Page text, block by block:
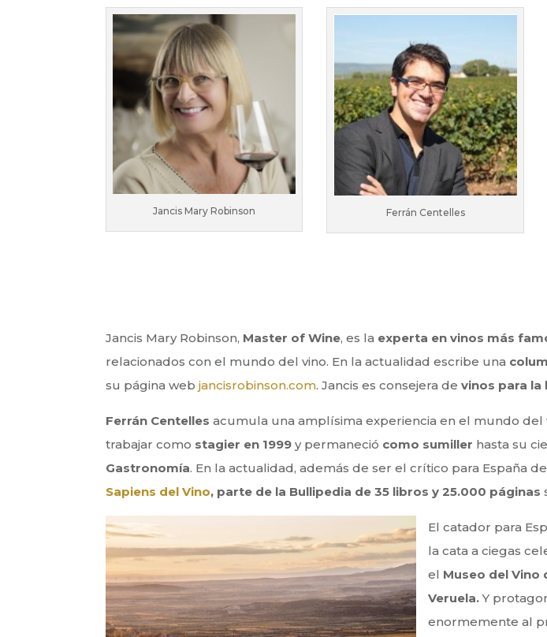
Jancis Mary Robinson Ferrán Centelles
Jancis Mary Robinson, Master of Wine, es la experta en vinos más
relacionados con el mundo del vino. En la actualidad escribe una
su página webjancisrobinson.com. Jancis es consejera devinos para la
Ferrán Centelles acumula una amplísima experiencia en el mundo del
trabajar como stagier en 1999 y permaneció como sumiller hasta su
Gastronomía. En la actualidad, además de ser el crítico para España
Sapiens del Vino, parte de la Bullipedia de 35 libros y 25.000 páginas
El catador para
la cata a ciegas
el Museo del Vino
Veruela.Y
enormemente al